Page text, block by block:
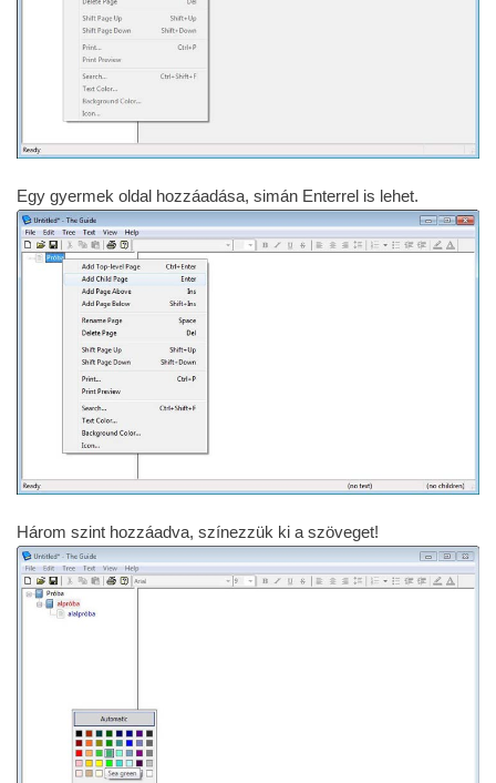
Egy gyermek oldal hozzáadása, simán Enterrel is lehet.
Három szint hozzáadva, színezzük ki a szöveget!